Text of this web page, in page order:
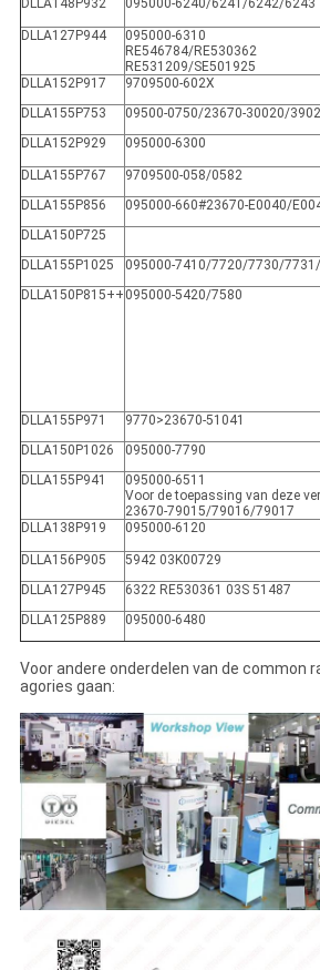
DLLA148P932 095000-6240/6241/6242/6243
DLLA127P944
095000-6310
RE546784/RE530362
RE531209/SE501925
DLLA152P917
9709500-602X
DLLA155P753
09500-0750/23670-30020/
DLLA152P929
095000-6300
DLLA155P767
9709500-058/0582
DLLA155P856
095000-660#23670-E0040/
DLLA150P725
DLLA155P1025
095000-7410/7720/7730/
DLLA150P815++ 095000-5420/7580
DLLA155P971
9770>23670-51041
DLLA150P1026
095000-7790
DLLA155P941
095000-6511
Voor de toepassing van deze
23670-79015/79016/79017
DLLA138P919
095000-6120
DLLA156P905
5942 03K00729
DLLA127P945
6322 RE530361 03S 51487
DLLA125P889
095000-6480
Voor andere onderdelen van de common
agories gaan: